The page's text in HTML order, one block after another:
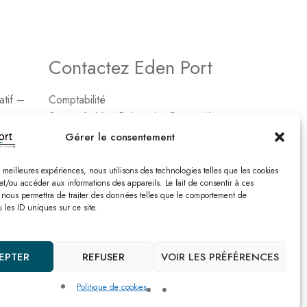
Gérer le consentement
meilleures expériences, nous utilisons des technologies telles que les cookies
ou accéder aux informations des appareils. Le fait de consentir à ces
permettra de traiter des données telles que le comportement de
les ID uniques sur ce site.
REFUSER VOIR LES PRÉFÉRENCES
Politique de cookies
–
Contactez Eden Port
Comptabilité
2, rue de Vert-Bois – La Gaconnière
17480 le Château d’Oléon
Tél. : 05 46 47 78 16
Email : edenport@orange.fr
Nos catalogues